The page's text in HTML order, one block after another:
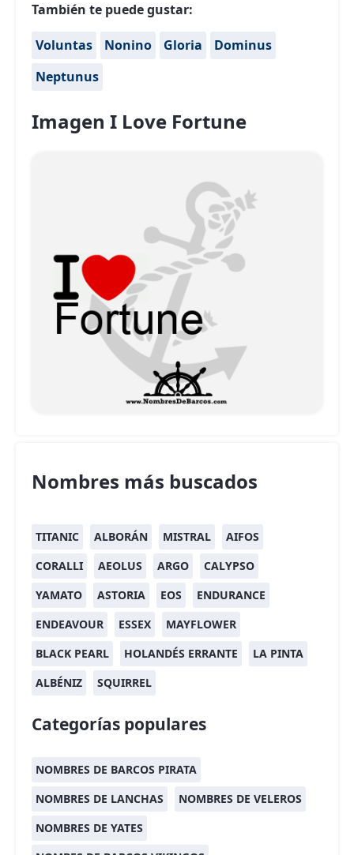
También te puede gustar:
Voluntas Nonino Gloria
Dominus
Neptunus
Imagen I Love Fortune
Nombres más buscados
TITANIC ALBORÁN MISTRAL
AIFOS
CORALLI
AEOLUS ARGO
CALYPSO
YAMATO
ASTORIA EOS
ENDURANCE
ENDEAVOUR
ESSEX
MAYFLOWER
BLACK PEARL
HOLANDÉS ERRANTE
LA PINTA
ALBÉNIZ
SQUIRREL
Categorías populares
NOMBRES DE BARCOS PIRATA
NOMBRES DE LANCHAS
NOMBRES DE VELEROS
NOMBRES DE YATES